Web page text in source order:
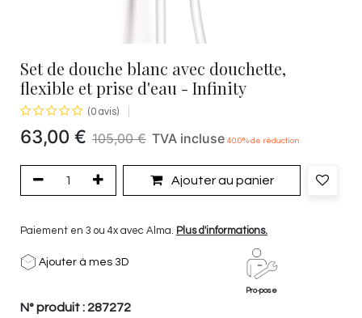
Set de douche blanc avec douchette,
flexible et prise d'eau - Infinity
(0 avis)
63,00 € 105,00€ TVA incluse 40.0% de réduction
Ajouter au panier
Paiement en 3 ou 4x avec Alma. Plus d'informations.
Ajouter à mes 3D
Pro-pose
N° produit : 287272